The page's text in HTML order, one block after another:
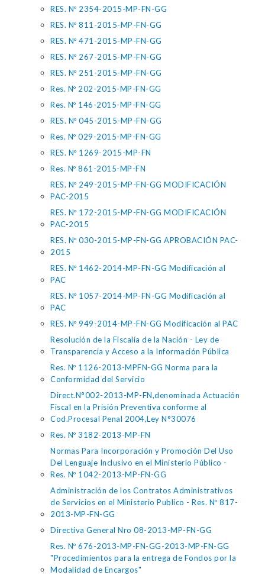
RES. Nº 2354-2015-MP-FN-GG
RES. Nº 811-2015-MP-FN-GG
RES. Nº 471-2015-MP-FN-GG
RES. Nº 267-2015-MP-FN-GG
RES. Nº 251-2015-MP-FN-GG
Res. Nº 202-2015-MP-FN-GG
Res. Nº 146-2015-MP-FN-GG
RES. Nº 045-2015-MP-FN-GG
Res. Nº 029-2015-MP-FN-GG
RES. Nº 1269-2015-MP-FN
Res. Nº 861-2015-MP-FN
RES. Nº 249-2015-MP-FN-GG MODIFICACIÓN
PAC-2015
RES. Nº 172-2015-MP-FN-GG MODIFICACIÓN
PAC-2015
RES. Nº 030-2015-MP-FN-GG APROBACIÓN PAC-
2015
RES. Nº 1462-2014-MP-FN-GG Modificación al
PAC
RES. Nº 1057-2014-MP-FN-GG Modificación al
PAC
RES. Nº 949-2014-MP-FN-GG Modificación al PAC
Resolución de la Fiscalía de la Nación - Ley de
Transparencia y Acceso a la Información Pública
Res. Nº 1126-2013-MPFN-GG Norma para la
Conformidad del Servicio
Direct.N°002-2013-MP-FN,denominada Actuación
Fiscal en la Prisión Preventiva conforme al
Cod.Procesal Penal 2004,Ley N°30076
Res. Nº 3182-2013-MP-FN
Normas Para Incorporación y Promoción Del Uso
Del Lenguaje Inclusivo en el Ministerio Público -
Res. Nº 1042-2013-MP-FN-GG
Administración de los Contratos Administrativos
de Servicios en el Ministerio Publico - Res. Nº 817-
2013-MP-FN-GG
Directiva General Nro 08-2013-MP-FN-GG
Res. Nº 676-2013-MP-FN-GG-2013-MP-FN-GG
"Procedimientos para la entrega de Fondos por la
Modalidad de Encargos"